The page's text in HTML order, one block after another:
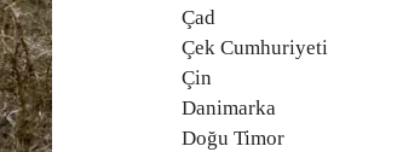
Çad
Çek Cumhuriyeti
Çin
Danimarka
Doğu Timor